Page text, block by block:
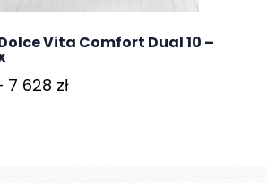
Vita Comfort Dual 10 –
7 628 złZakres